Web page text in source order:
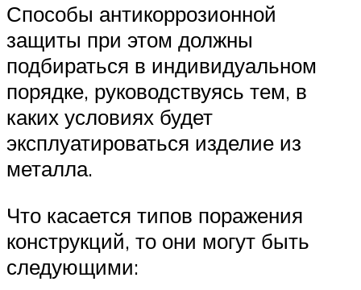
Способы антикоррозионной
защиты при этом должны
подбираться в индивидуальном
порядке, руководствуясь тем, в
каких условиях будет
эксплуатироваться изделие из
металла.
Что касается типов поражения
конструкций, то они могут быть
следующими: